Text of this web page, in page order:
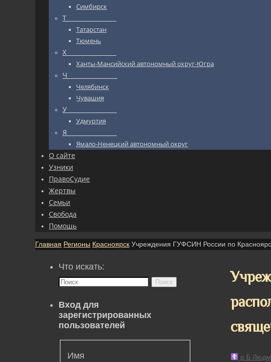
Симбирск
Т_________________
Татарстан
Тюмень
Х_________________
Ханты-Мансийский автономный округ-Югра
Ч_________________
Челябинск
Чувашия
У_________________
Удмуртия
Я_________________
Ямало-Ненецкий автономный округ
О сайте
Узники
ПравоСудие
Жертвы
Семьи
Свобода
Помощь
Главная Регионы Красноярск Учреждения ГУФСИН России по
р Б
Что искать:
Поиск
Вход для
зарегистрированных
пользователей
Имя